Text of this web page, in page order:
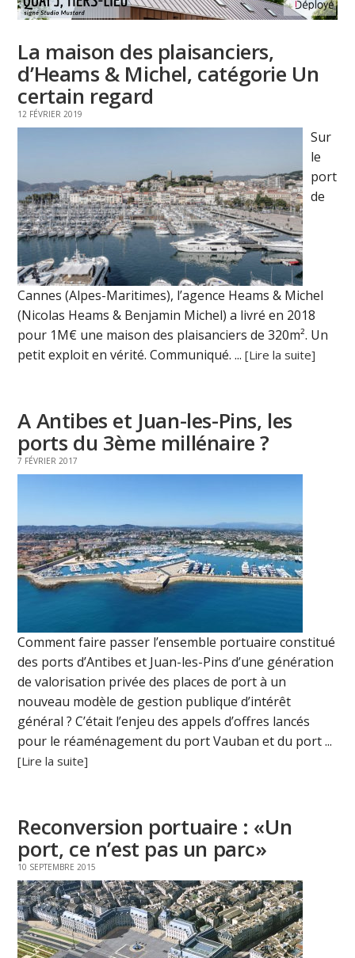
La maison des plaisanciers,
d’Heams & Michel, catégorie Un
certain regard
12 FÉVRIER 2019
Sur
le
port
de
Cannes (Alpes-Maritimes), l’agence Heams & Michel
(Nicolas Heams & Benjamin Michel) a livré en 2018
pour 1M€ une maison des plaisanciers de 320m². Un
petit exploit en vérité. Communiqué. ...[Lire la suite]
A Antibes et Juan-les-Pins, les
ports du 3ème millénaire ?
7 FÉVRIER 2017
Comment faire passer l’ensemble portuaire constitué
des ports d’Antibes et Juan-les-Pins d’une génération
de valorisation privée des places de port à un
nouveau modèle de gestion publique d’intérêt
général ? C’était l’enjeu des appels d’offres lancés
pour le réaménagement du port Vauban et du port ...
[Lire la suite]
Reconversion portuaire : «Un
port, ce n’est pas un parc»
10 SEPTEMBRE 2015